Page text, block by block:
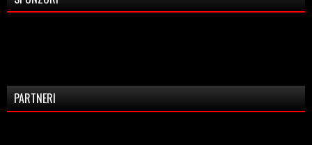
PARTNERI